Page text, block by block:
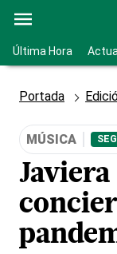
Última Hora
Portada
MÚSICA
Javiera